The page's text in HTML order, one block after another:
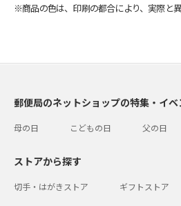
※商品の色は、印刷の都合により、実際と
郵便局のネットショップの特集・イベ
母の日 こどもの日 父の日
ストアから探す
切手・はがきストア ギフトストア